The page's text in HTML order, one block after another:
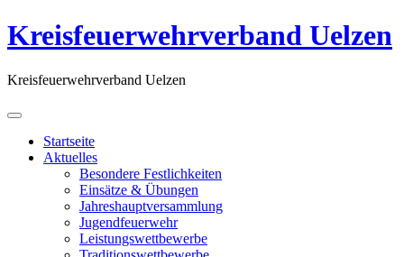
Kreisfeuerwehrverband Uelzen
Kreisfeuerwehrverband Uelzen
Startseite
Aktuelles
Besondere Festlichkeiten
Einsätze & Übungen
Jahreshauptversammlung
Jugendfeuerwehr
Leistungswettbewerbe